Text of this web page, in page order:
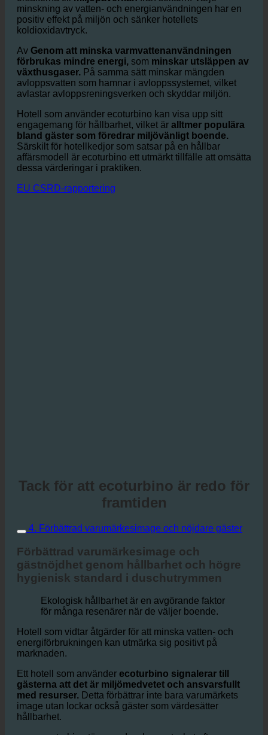
Vattenförbrukningen inom hotell- och
restaurangbranschen är en av de största bidragande
orsakerna tillmiljöpåverkan
minskning av vatten- och energianvändningen har en
positiv effekt på miljön och sänker hotellets
koldioxidavtryck.
AvGenom att minska varmvattenanvändningen
förbrukas mindre energi,somminskar utsläppen av
växthusgaser.
På samma sätt minskar mängden
avloppsvatten som hamnar i avloppssystemet, vilket
avlastar avloppsreningsverken och skyddar miljön.
Hotell som använder ecoturbino kan visa upp sitt
engagemang för hållbarhet, vilket äralltmer populära
bland gäster som föredrar miljövänligt boende.
Särskilt för hotellkedjor som satsar på en hållbar
affärsmodell är ecoturbino ett utmärkt tillfälle att omsätta
framtiden
4. Förbättrad varumärkesimage och nöjdare gäster
Förbättrad varumärkesimage och
gästnöjdhet genom hållbarhet och högre
hygienisk standard i duschutrymmen
Ekologisk hållbarhet är en avgörande faktor
för många resenärer när de väljer boende.
energiförbrukningen kan utmärka sig positivt på
marknaden.
Ett hotell som använder ecoturbino signalerar till
gästerna att det är miljömedvetet och ansvarsfullt